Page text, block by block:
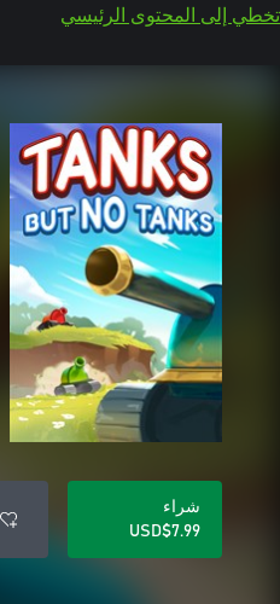
تخطي إلى المحتوى الرئيسي
شراء
USD$7.99